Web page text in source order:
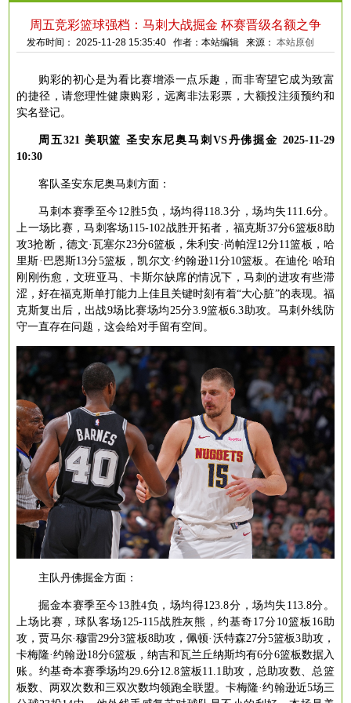
周五竞彩篮球强档：马刺大战掘金 杯赛晋级名额之争
发布时间： 2025-11-28 15:35:40 作者：本站编辑 来源：本站原创
购彩的初心是为看比赛增添一点乐趣，而非寄望它成为致富
的捷径，请您理性健康购彩，远离非法彩票，大额投注须预约和
实名登记。
周五321 美职篮 圣安东尼奥马刺VS丹佛掘金 2025-11-29
10:30
客队圣安东尼奥马刺方面：
马刺本赛季至今 12胜5负，场均得118.3分，场均失111.6分。
上一场比赛，马刺客场115-102战胜开拓者，福克斯37分6篮板8助
攻3抢断，德文·瓦塞尔23分6篮板，朱利安·尚帕涅12分11篮板，哈
里斯·巴恩斯13分5篮板，凯尔文·约翰逊11分10篮板。在迪伦·哈珀
刚刚伤愈，文班亚马、卡斯尔缺席的情况下，马刺的进攻有些滞
涩，好在福克斯单打能力上佳且关键时刻有着“大心脏”的表现。福
克斯复出后，出战9场比赛场均25分3.9篮板6.3助攻。马刺外线防
守一直存在问题，这会给对手留有空间。
主队丹佛掘金方面：
掘金本赛季至今 13胜4负，场均得123.8分，场均失113.8分。
上场比赛，球队客场125-115战胜灰熊，约基奇17分10篮板16助
攻，贾马尔·穆雷29分3篮板8助攻，佩顿·沃特森27分5篮板3助攻，
卡梅隆·约翰逊18分6篮板，纳吉和瓦兰丘纳斯均有6分6篮板数据入
账。约基奇本赛季场均29.6分12.8篮板11.1助攻，总助攻数、总篮
板数、两双次数和三双次数均领跑全联盟。卡梅隆·约翰逊近5场三